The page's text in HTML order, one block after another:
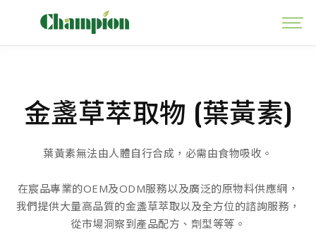
金盞草萃取物 (葉黃素)
葉黃素無法由人體自行合成，必需由食物吸收。
在宸品專業的OEM及ODM服務以及廣泛的原物料供應網，
我們提供大量高品質的金盞草萃取以及全方位的諮詢服務，
從市場洞察到產品配方、劑型等等。